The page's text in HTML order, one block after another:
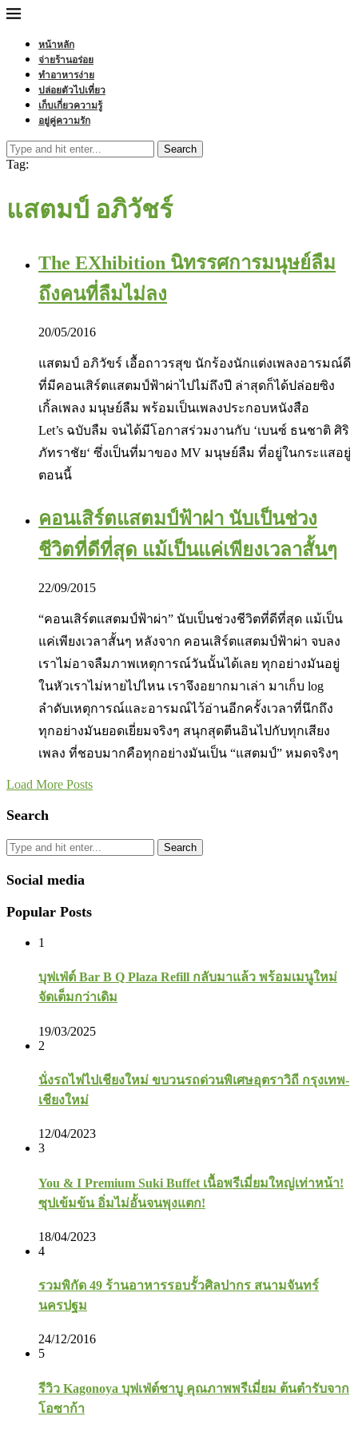
หน้าหลัก
จ่ายร้านอร่อย
ทำอาหารง่าย
ปล่อยตัวไปเที่ยว
เก็บเกี่ยวความรู้
อยู่คู่ความรัก
Search
Tag:
แสตมป์ อภิวัชร์
The EXhibition ‪‬นิทรรศการมนุษย์ลืม
ถึงคนที่ลืมไม่ลง
20/05/2016
แสตมป์ อภิวัขร์ เอื้อถาวรสุข นักร้องนักแต่งเพลงอารมณ์ดี
ที่มีคอนเสิร์ตแสตมป์ฟ้าผ่าไปไม่ถึงปี ล่าสุดก็ได้ปล่อยซิง
เกิ้ลเพลง มนุษย์ลืม พร้อมเป็นเพลงประกอบหนังสือ
Let’s ฉบับลืม จนได้มีโอกาสร่วมงานกับ ‘เบนซ์ ธนชาติ ศิริ
ภัทราชัย‘ ซึ่งเป็นที่มาของ MV มนุษย์ลืม ที่อยู่ในกระแสอยู่
ตอนนี้
คอนเสิร์ตแสตมป์ฟ้าผ่า นับเป็นช่วง
ชีวิตที่ดีที่สุด แม้เป็นแค่เพียงเวลาสั้นๆ
22/09/2015
“คอนเสิร์ต‎แสตมป์ฟ้าผ่า‬” นับเป็นช่วงชีวิตที่ดีที่สุด แม้เป็น
แค่เพียงเวลาสั้นๆ หลังจาก คอนเสิร์ตแสตมป์ฟ้าผ่า จบลง
เราไม่อาจลืมภาพเหตุการณ์วันนั้นได้เลย ทุกอย่างมันอยู่
ในหัวเราไม่หายไปไหน เราจึงอยากมาเล่า มาเก็บ log
ลำดับเหตุการณ์และอารมณ์ไว้อ่านอีกครั้งเวลาที่นึกถึง
ทุกอย่างมันยอดเยี่ยมจริงๆ สนุกสุดตีนอินไปกับทุกเสียง
เพลง ที่ชอบมากคือทุกอย่างมันเป็น “แสตมป์” หมดจริงๆ
Load More Posts
Search
Search
Social media
Popular Posts
1
บุฟเฟ่ต์ Bar B Q Plaza Refill กลับมาแล้ว พร้อมเมนูใหม่
จัดเต็มกว่าเดิม
19/03/2025
2
นั่งรถไฟไปเชียงใหม่ ขบวนรถด่วนพิเศษอุตราวิถี กรุงเทพ-
เชียงใหม่
12/04/2023
3
You & I Premium Suki Buffet เนื้อพรีเมี่ยมใหญ่เท่าหน้า!
ซุปเข้มข้น อิ่มไม่อั้นจนพุงแตก!
18/04/2023
4
รวมพิกัด 49 ร้านอาหารรอบรั้วศิลปากร สนามจันทร์
นครปฐม
24/12/2016
5
รีวิว Kagonoya บุฟเฟ่ต์ชาบู คุณภาพพรีเมี่ยม ต้นตำรับจาก
โอซาก้า